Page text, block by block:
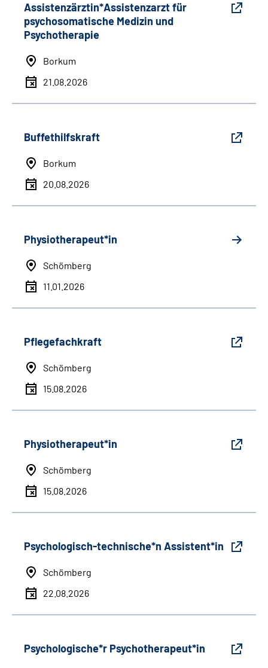
Assistenzärztin*Assistenzarzt für
psychosomatische Medizin und
Psychotherapie
Borkum
21.08.2026
Buffethilfskraft
Borkum
20.08.2026
Physiotherapeut*in
Schömberg
11.01.2026
Pflegefachkraft
Schömberg
15.08.2026
Physiotherapeut*in
Schömberg
15.08.2026
Psychologisch-technische*n Assistent*in
Schömberg
22.08.2026
Psychologische*r Psychotherapeut*in